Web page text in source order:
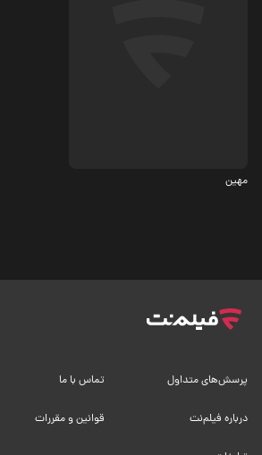
مهین
پرسش‌های متداول تماس با ما
درباره فیلم‌نت قوانین و مقررات